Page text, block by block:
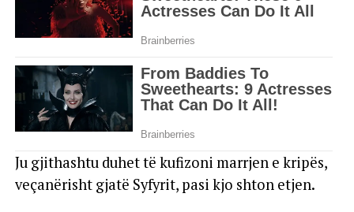
Ju gjithashtu duhet të kufizoni marrjen e kripës,
veçanërisht gjatë Syfyrit, pasi kjo shton etjen.